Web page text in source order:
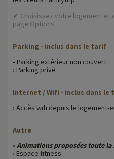
✔ Choisissez votre logement et
page Options
Parking - inclus dans le tarif
• Parking extérieur non couvert
› Parking privé
Internet / Wifi - inclus dans le
› Accès wifi depuis le logement-
Autre
• Animations proposées toute la
› Espace fitness